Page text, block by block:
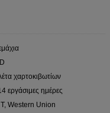
χαρτοκιβωτίων
εργάσιμες ημέρες
Western Union